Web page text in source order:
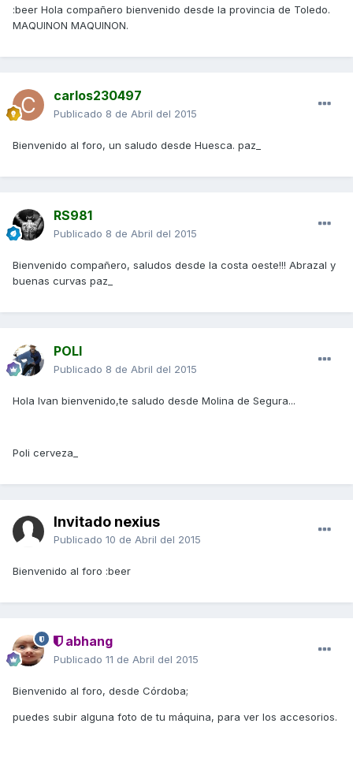
:beer Hola compañero bienvenido desde la provincia de Toledo.
MAQUINON MAQUINON.
carlos230497
Publicado 8 de Abril del 2015
Bienvenido al foro, un saludo desde Huesca. paz_
RS981
Publicado 8 de Abril del 2015
Bienvenido compañero, saludos desde la costa oeste!!! Abrazal y
buenas curvas paz_
POLI
Publicado 8 de Abril del 2015
Hola Ivan bienvenido,te saludo desde Molina de Segura...
Poli cerveza_
Invitado nexius
Publicado 10 de Abril del 2015
Bienvenido al foro :beer
abhang
Publicado 11 de Abril del 2015
Bienvenido al foro, desde Córdoba;
puedes subir alguna foto de tu máquina, para ver los accesorios.